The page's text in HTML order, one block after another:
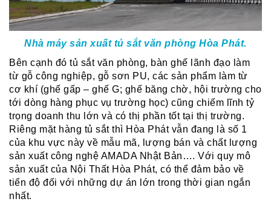
Nhà máy sản xuất tủ sắt văn phòng Hòa Phát.
Bên cạnh đó tủ sắt văn phòng, bàn ghế lãnh đạo làm
từ gỗ công nghiệp, gỗ sơn PU, các sản phẩm làm từ
cơ khí (ghế gấp – ghế G; ghế băng chờ, hội trường cho
tới dòng hàng phục vụ trường học) cũng chiếm lĩnh tỷ
trọng doanh thu lớn và có thị phần tốt tại thị trường.
Riêng mặt hàng tủ sắt thì Hòa Phát vẫn đang là số 1
của khu vực này về mẫu mã, lượng bán và chất lượng
sản xuất công nghệ AMADA Nhật Bản…. Với quy mô
sản xuất của Nội Thất Hòa Phát, có thể đảm bảo về
tiến độ đối với những dự án lớn trong thời gian ngắn
nhất.